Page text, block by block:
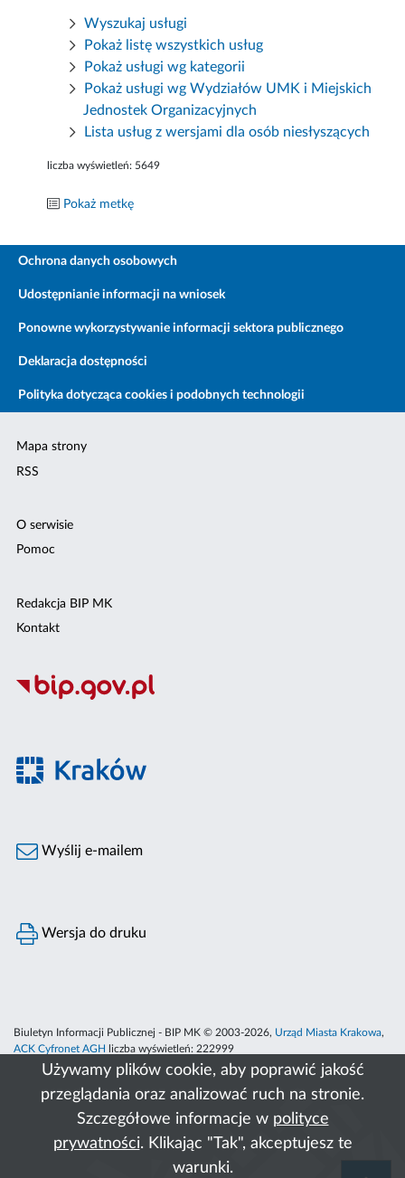
Używamy plików cookie, aby poprawić jakość
przeglądania oraz analizować ruch na stronie.
Szczegółowe informacje w polityce
prywatności. Klikając "Tak", akceptujesz te
warunki.
Wyszukaj usługi
Pokaż listę wszystkich usług
Pokaż usługi wg kategorii
Pokaż usługi wg Wydziałów UMK i Miejskich
Jednostek Organizacyjnych
Lista usług z wersjami dla osób niesłyszących
liczba wyświetleń: 5649
Pokaż metkę
Ochrona danych osobowych
Udostępnianie informacji na wniosek
Ponowne wykorzystywanie informacji sektora publicznego
Deklaracja dostępności
Polityka dotycząca cookies i podobnych technologii
Mapa strony
RSS
O serwisie
Pomoc
Redakcja BIP MK
Kontakt
Wyślij e-mailem
Wersja do druku
Biuletyn Informacji Publicznej - BIP MK © 2003-2026, Urząd Miasta Krakowa,
ACK Cyfronet AGH
liczba wyświetleń: 222999